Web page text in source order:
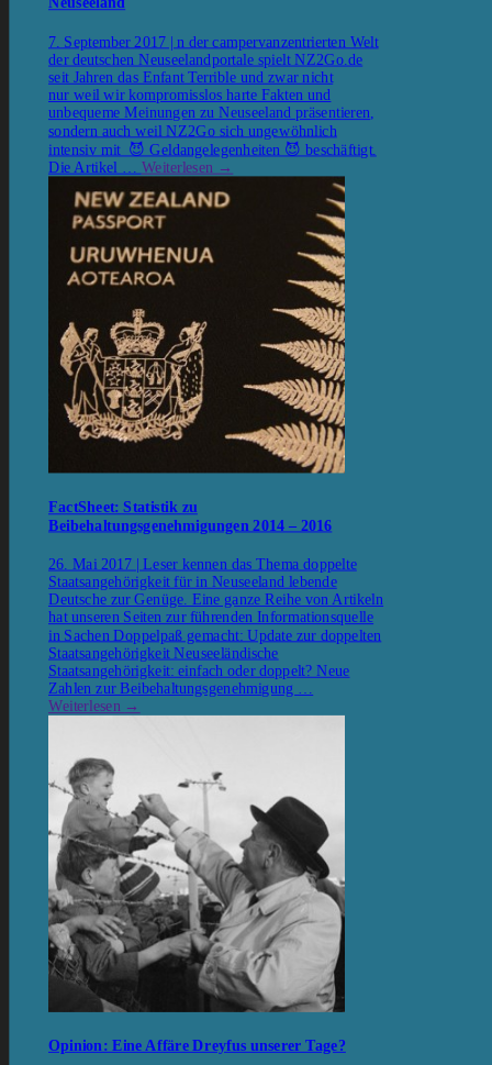
7. September 2017 | n der campervanzentrierten Welt
der deutschen Neuseelandportale spielt NZ2Go.de
seit Jahren das Enfant Terrible und zwar nicht
nur weil wir kompromisslos harte Fakten und
unbequeme Meinungen zu Neuseeland präsentieren,
sondern auch weil NZ2Go sich ungewöhnlich
intensiv mit 😈 Geldangelegenheiten 😈 beschäftigt.
Die Artikel … Weiterlesen →
FactSheet: Statistik zu
Beibehaltungsgenehmigungen 2014 – 2016
26. Mai 2017 | Leser kennen das Thema doppelte
Staatsangehörigkeit für in Neuseeland lebende
Deutsche zur Genüge. Eine ganze Reihe von Artikeln
hat unseren Seiten zur führenden Informationsquelle
in Sachen Doppelpaß gemacht: Update zur doppelten
Staatsangehörigkeit Neuseeländische
Staatsangehörigkeit: einfach oder doppelt? Neue
Zahlen zur Beibehaltungsgenehmigung …
Weiterlesen →
Opinion: Eine Affäre Dreyfus unserer Tage?